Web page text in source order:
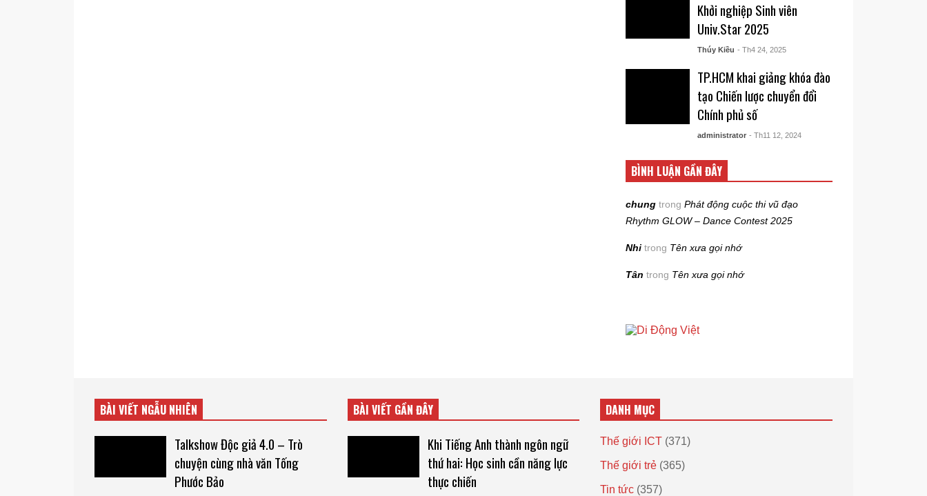
Khởi nghiệp Sinh viên
Univ.Star 2025
Thúy Kiều - Th4 24, 2025
TP.HCM khai giảng khóa đào
tạo Chiến lược chuyển đổi
Chính phủ số
administrator - Th11 12, 2024
BÌNH LUẬN GẦN ĐÂY
chung trongPhát động cuộc thi vũ đạo
Rhythm GLOW – Dance Contest 2025
Nhi trong Tên xưa gọi nhớ
Tân trong Tên xưa gọi nhớ
BÀI VIẾT NGẪU NHIÊN
Talkshow Độc giả 4.0 – Trò
chuyện cùng nhà văn Tống
Phước Bảo
BÀI VIẾT GẦN ĐÂY
Khi Tiếng Anh thành ngôn ngữ
thứ hai: Học sinh cần năng lực
thực chiến
DANH MỤC
Thế giới ICT (371)
Thế giới trẻ (365)
Tin tức (357)